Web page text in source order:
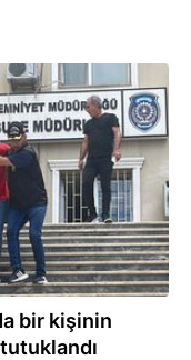
bir kişinin